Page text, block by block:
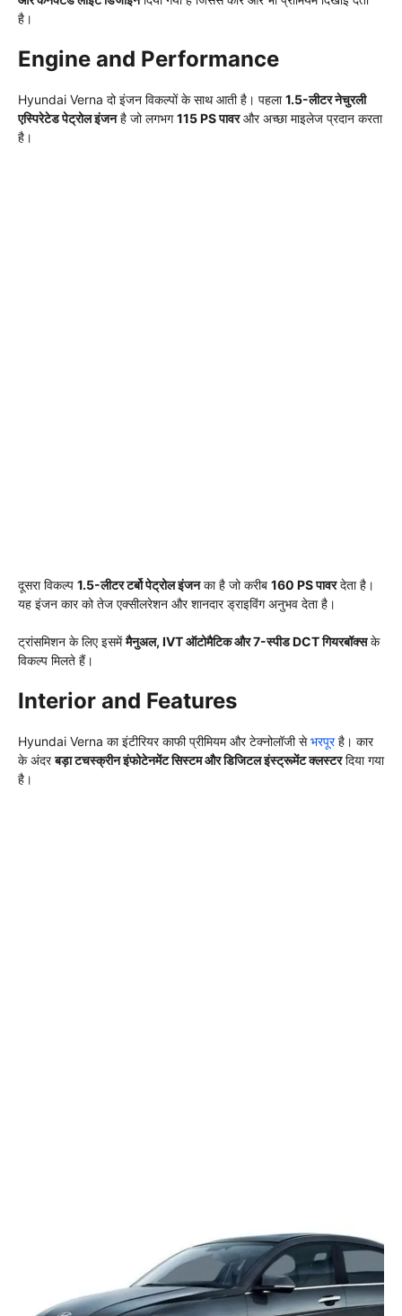
है।
Engine and Performance
Hyundai Verna दो इंजन विकल्पों के साथ आती है। पहला1.5-लीटर नेचुरली
एस्पिरेटेड पेट्रोल इंजनहै जो लगभग115 PS पावरऔर अच्छा माइलेज प्रदान करता
है।
दूसरा विकल्प 1.5-लीटर टर्बो पेट्रोल इंजनका है जो करीब 160 PS पावरदेता है।
यह इंजन कार को तेज एक्सीलरेशन और शानदार ड्राइविंग अनुभव देता है।
ट्रांसमिशन के लिए इसमेंमैनुअल, IVT ऑटोमैटिक और 7-स्पीड DCT गियरबॉक्सके
विकल्प मिलते हैं।
Interior and Features
Hyundai Verna का इंटीरियर काफी प्रीमियम और टेक्नोलॉजी सेभरपूरहै। कार
के अंदरबड़ा टचस्क्रीन इंफोटेनमेंट सिस्टम और डिजिटल इंस्ट्रूमेंट क्लस्टरदिया गया
है।